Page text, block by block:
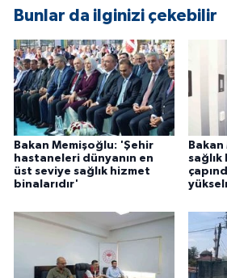
Bunlar da ilginizi çekebilir
Bakan Memişoğlu: 'Şehir
hastaneleri dünyanın en
üst seviye sağlık hizmet
binalarıdır'